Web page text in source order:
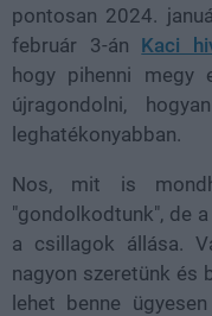
pontosan 2024.
február 3-án Kaci
hogy pihenni megy
újragondolni,
leghatékonyabban.
Nos, mit is
"gondolkodtunk", de
a csillagok állása.
nagyon szeretünk és
lehet benne